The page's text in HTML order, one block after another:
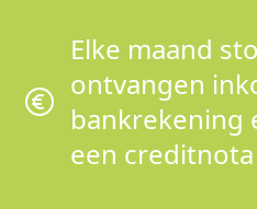
Elke maand
ontvangen
bankrekening
een